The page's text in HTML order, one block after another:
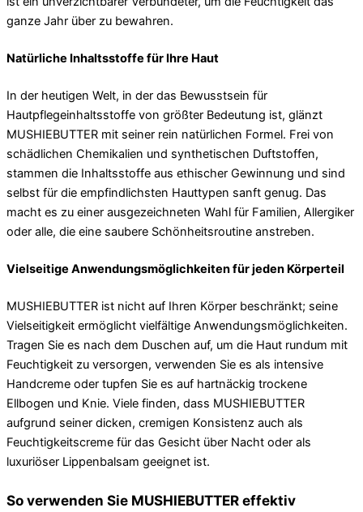
ganze Jahr über zu bewahren.
Natürliche Inhaltsstoffe für Ihre Haut
In der heutigen Welt, in der das Bewusstsein für
Hautpflegeinhaltsstoffe von größter Bedeutung ist, glänzt
MUSHIEBUTTER mit seiner rein natürlichen Formel. Frei von
schädlichen Chemikalien und synthetischen Duftstoffen,
stammen die Inhaltsstoffe aus ethischer Gewinnung und sind
selbst für die empfindlichsten Hauttypen sanft genug. Das
macht es zu einer ausgezeichneten Wahl für Familien, Allergiker
oder alle, die eine saubere Schönheitsroutine anstreben.
Vielseitige Anwendungsmöglichkeiten für jeden Körperteil
MUSHIEBUTTER ist nicht auf Ihren Körper beschränkt; seine
Vielseitigkeit ermöglicht vielfältige Anwendungsmöglichkeiten.
Tragen Sie es nach dem Duschen auf, um die Haut rundum mit
Feuchtigkeit zu versorgen, verwenden Sie es als intensive
Handcreme oder tupfen Sie es auf hartnäckig trockene
Ellbogen und Knie. Viele finden, dass MUSHIEBUTTER
aufgrund seiner dicken, cremigen Konsistenz auch als
Feuchtigkeitscreme für das Gesicht über Nacht oder als
luxuriöser Lippenbalsam geeignet ist.
So verwenden Sie MUSHIEBUTTER effektiv